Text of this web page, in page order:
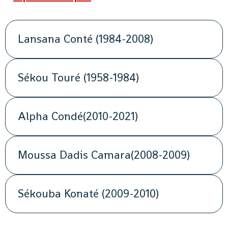
Lansana Conté (1984-2008)
Sékou Touré (1958-1984)
Alpha Condé(2010-2021)
Moussa Dadis Camara(2008-2009)
Sékouba Konaté (2009-2010)